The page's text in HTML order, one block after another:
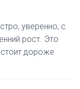
уверенно, с
рост. Это
дороже